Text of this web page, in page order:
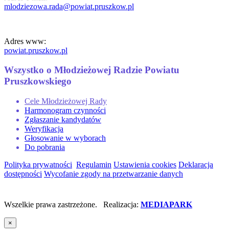
mlodziezowa.rada@powiat.pruszkow.pl
Adres www:
powiat.pruszkow.pl
Wszystko o Młodzieżowej Radzie Powiatu
Pruszkowskiego
Cele Młodzieżowej Rady
Harmonogram czynności
Zgłaszanie kandydatów
Weryfikacja
Głosowanie w wyborach
Do pobrania
Polityka prywatności Regulamin Ustawienia cookies Deklaracja
dostępności Wycofanie zgody na przetwarzanie danych
Wszelkie prawa zastrzeżone. Realizacja: MEDIAPARK
×